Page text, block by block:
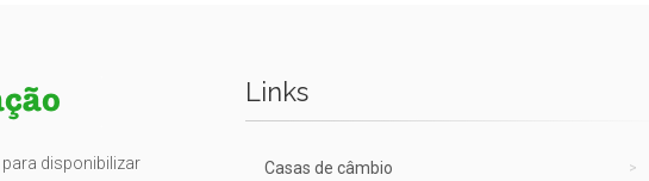
disponibilizar
Links
Casas de câmbio